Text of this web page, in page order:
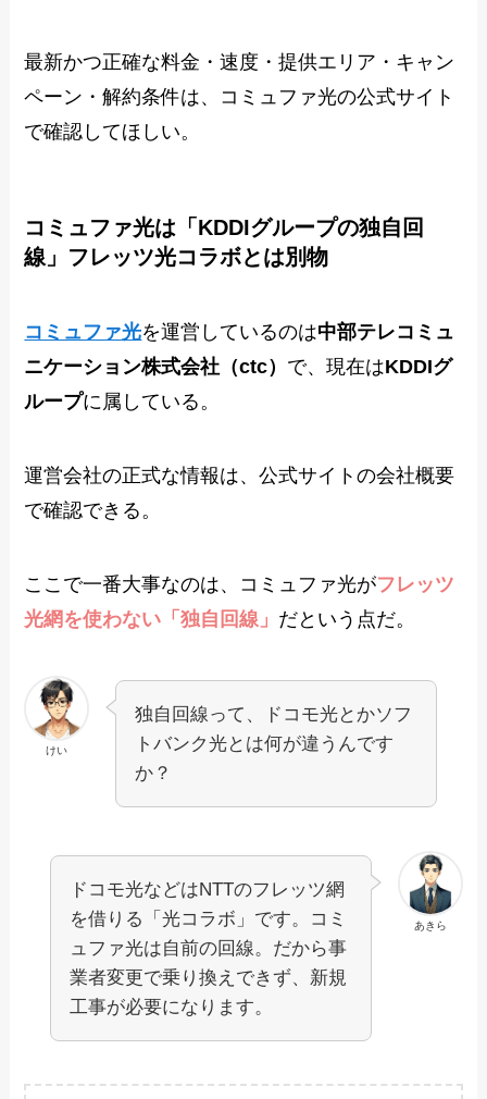
最新かつ正確な料金・速度・提供エリア・キャン
ペーン・解約条件は、コミュファ光の公式サイト
で確認してほしい。
コミュファ光は「KDDIグループの独自回
線」フレッツ光コラボとは別物
コミュファ光を運営しているのは中部テレコミュ
ニケーション株式会社（ctc） で、現在はKDDIグ
ループに属している。
運営会社の正式な情報は、公式サイトの会社概要
で確認できる。
ここで一番大事なのは、コミュファ光がフレッツ
光網を使わない「独自回線」 だという点だ。
けい
独自回線って、ドコモ光とかソフ
トバンク光とは何が違うんです
か？
あきら
ドコモ光などはNTTのフレッツ網
を借りる「光コラボ」です。コミ
ュファ光は自前の回線。だから事
業者変更で乗り換えできず、新規
工事が必要になります。